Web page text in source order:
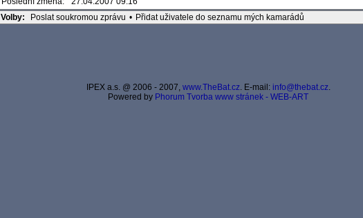
Volby:
Poslat soukromou zprávu • Přidat uživatele do seznamu mých kamarádů
IPEX a.s. @ 2006 - 2007, www.TheBat.cz. E-mail: info@thebat.cz.
Powered by Phorum Tvorba www stránek - WEB-ART